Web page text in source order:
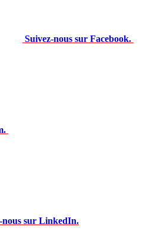
Suivez-nous sur Facebook.
nous sur LinkedIn.